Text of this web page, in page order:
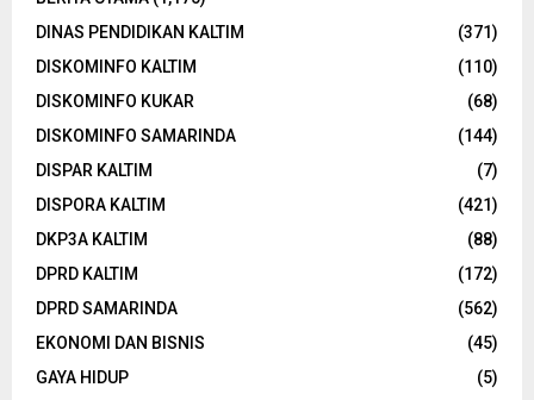
DINAS PENDIDIKAN KALTIM
(371)
DISKOMINFO KALTIM
(110)
DISKOMINFO KUKAR
(68)
DISKOMINFO SAMARINDA
(144)
DISPAR KALTIM
(7)
DISPORA KALTIM
(421)
DKP3A KALTIM
(88)
DPRD KALTIM
(172)
DPRD SAMARINDA
(562)
EKONOMI DAN BISNIS
(45)
GAYA HIDUP
(5)